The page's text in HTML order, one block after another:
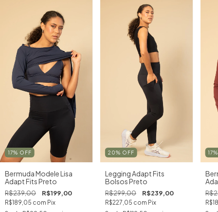
17% OFF
Bermuda Modele Lisa
Adapt Fits Preto
R$239,00 R$199,00
R$189,05 com Pix
20% OFF
Legging Adapt Fits
Bolsos Preto
R$299,00 R$239,00
R$227,05 com Pix
17